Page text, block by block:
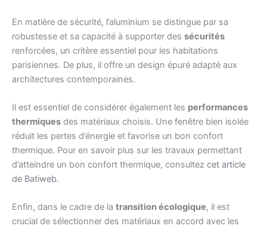
En matière de sécurité, l’aluminium se distingue par sa
robustesse et sa capacité à supporter des sécurités
renforcées, un critère essentiel pour les habitations
parisiennes. De plus, il offre un design épuré adapté aux
architectures contemporaines.
Il est essentiel de considérer également les performances
thermiques des matériaux choisis. Une fenêtre bien isolée
réduit les pertes d’énergie et favorise un bon confort
thermique. Pour en savoir plus sur les travaux permettant
d’atteindre un bon confort thermique, consultez cet article
de Batiweb.
Enfin, dans le cadre de la transition écologique, il est
crucial de sélectionner des matériaux en accord avec les